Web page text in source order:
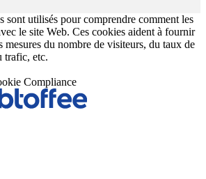
sont utilisés pour comprendre comment les
le site Web. Ces cookies aident à fournir
mesures du nombre de visiteurs, du taux de
trafic, etc.
Compliance